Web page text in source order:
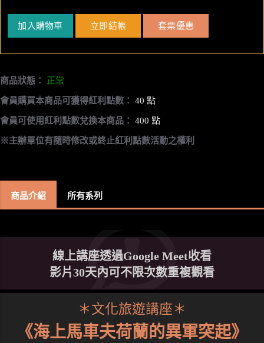
加入購物車 立即結帳 套票優惠
商品狀態： 正常
會員購買本商品可獲得紅利點數： 40 點
會員可使用紅利點數兌換本商品： 400 點
※主辦單位有隨時修改或終止紅利點數活動之權利
商品介紹 所有系列
線上講座透過Google Meet收看
影片30天內可不限次數重複觀看
＊文化旅遊講座＊
《海上馬車夫荷蘭的異軍突起》